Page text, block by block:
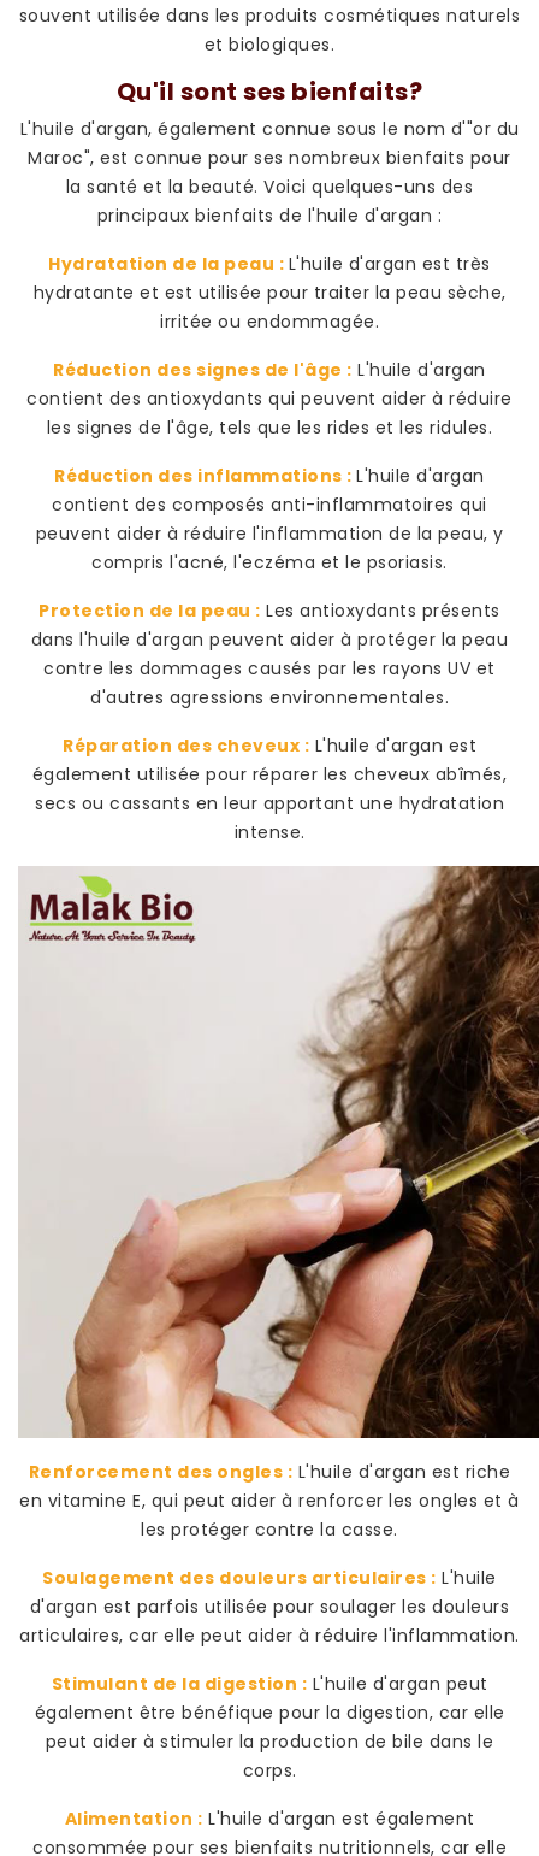
souvent utilisée dans les produits cosmétiques naturels
et biologiques.
Qu'il sont ses bienfaits?
L'huile d'argan, également connue sous le nom d'"or du
Maroc", est connue pour ses nombreux bienfaits pour
la santé et la beauté. Voici quelques-uns des
principaux bienfaits de l'huile d'argan :
Hydratation de la peau : L'huile d'argan est très
hydratante et est utilisée pour traiter la peau sèche,
irritée ou endommagée.
Réduction des signes de l'âge : L'huile d'argan
contient des antioxydants qui peuvent aider à réduire
les signes de l'âge, tels que les rides et les ridules.
Réduction des inflammations : L'huile d'argan
contient des composés anti-inflammatoires qui
peuvent aider à réduire l'inflammation de la peau, y
compris l'acné, l'eczéma et le psoriasis.
Protection de la peau : Les antioxydants présents
dans l'huile d'argan peuvent aider à protéger la peau
contre les dommages causés par les rayons UV et
d'autres agressions environnementales.
Réparation des cheveux : L'huile d'argan est
également utilisée pour réparer les cheveux abîmés,
secs ou cassants en leur apportant une hydratation
intense.
Renforcement des ongles : L'huile d'argan est riche
en vitamine E, qui peut aider à renforcer les ongles et à
les protéger contre la casse.
Soulagement des douleurs articulaires : L'huile
d'argan est parfois utilisée pour soulager les douleurs
articulaires, car elle peut aider à réduire l'inflammation.
Stimulant de la digestion : L'huile d'argan peut
également être bénéfique pour la digestion, car elle
peut aider à stimuler la production de bile dans le
corps.
Alimentation : L'huile d'argan est également
consommée pour ses bienfaits nutritionnels, car elle